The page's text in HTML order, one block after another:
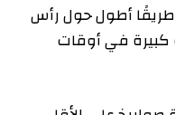
أطول حول رأس
كبيرة في أوقات